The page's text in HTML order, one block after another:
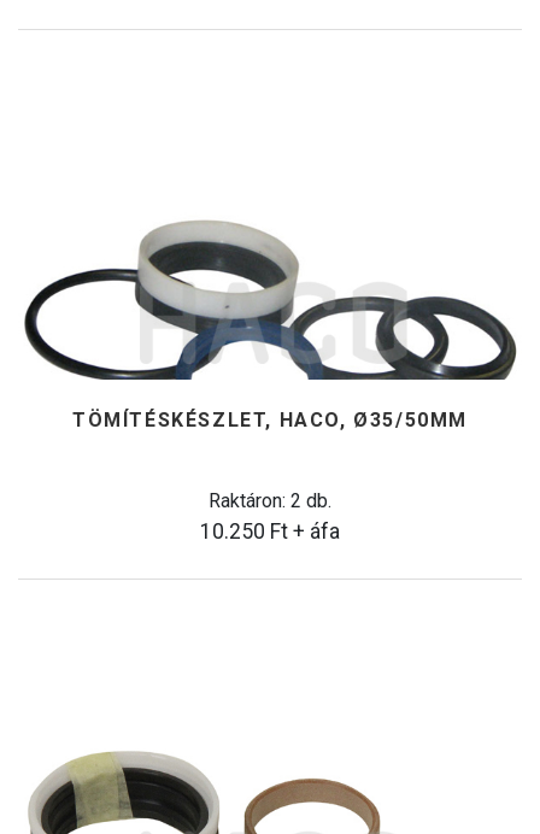
TÖMÍTÉSKÉSZLET, HACO, Ø35/50MM
Raktáron: 2 db.
10.250 Ft + áfa